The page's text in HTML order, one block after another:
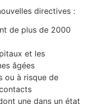
directives :
de plus de 2000
et les
âgées
ou à risque de
une dans un état